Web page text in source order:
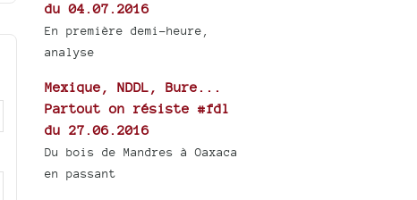
du 04.07.2016
En première demi-heure,
analyse
Mexique, NDDL, Bure...
Partout on résiste #fdl
du 27.06.2016
Du bois de Mandres à Oaxaca
en passant